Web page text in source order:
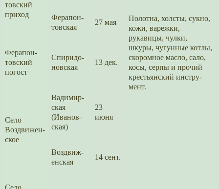
Полотна, холсты, сукно,
кожи, варежки,
рукавицы, чулки,
шкуры, чугунные котлы,
скором­ное масло, сало,
косы, серпы и прочий
крестьян­ский инстру­
мент.
тов­ский
приход
Ферапон­
тов­ская
27 мая
Ферапон­
тов­ский
погост
Спиридо­
нов­ская
13 дек.
Село
Воздвижен­
ское
Вадимир­
ская
(Иванов­
ская)
23
июня
Воздвиж­
ен­ская
14 сент.